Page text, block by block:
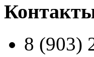
8 (903)